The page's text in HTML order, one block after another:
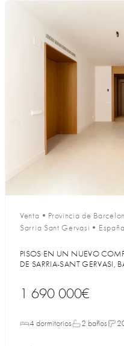
Venta • Provincia de
Sarria Sant Gervasi • España
PISOS EN UN NUEVO
DE SARRIA-SANT GERVASI,
1 690 000€
4 dormitorios 2 baños